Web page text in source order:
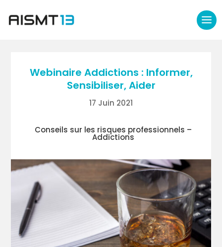
Webinaire Addictions : Informer,
Sensibiliser, Aider
17 Juin 2021
Conseils sur les risques professionnels –
Addictions